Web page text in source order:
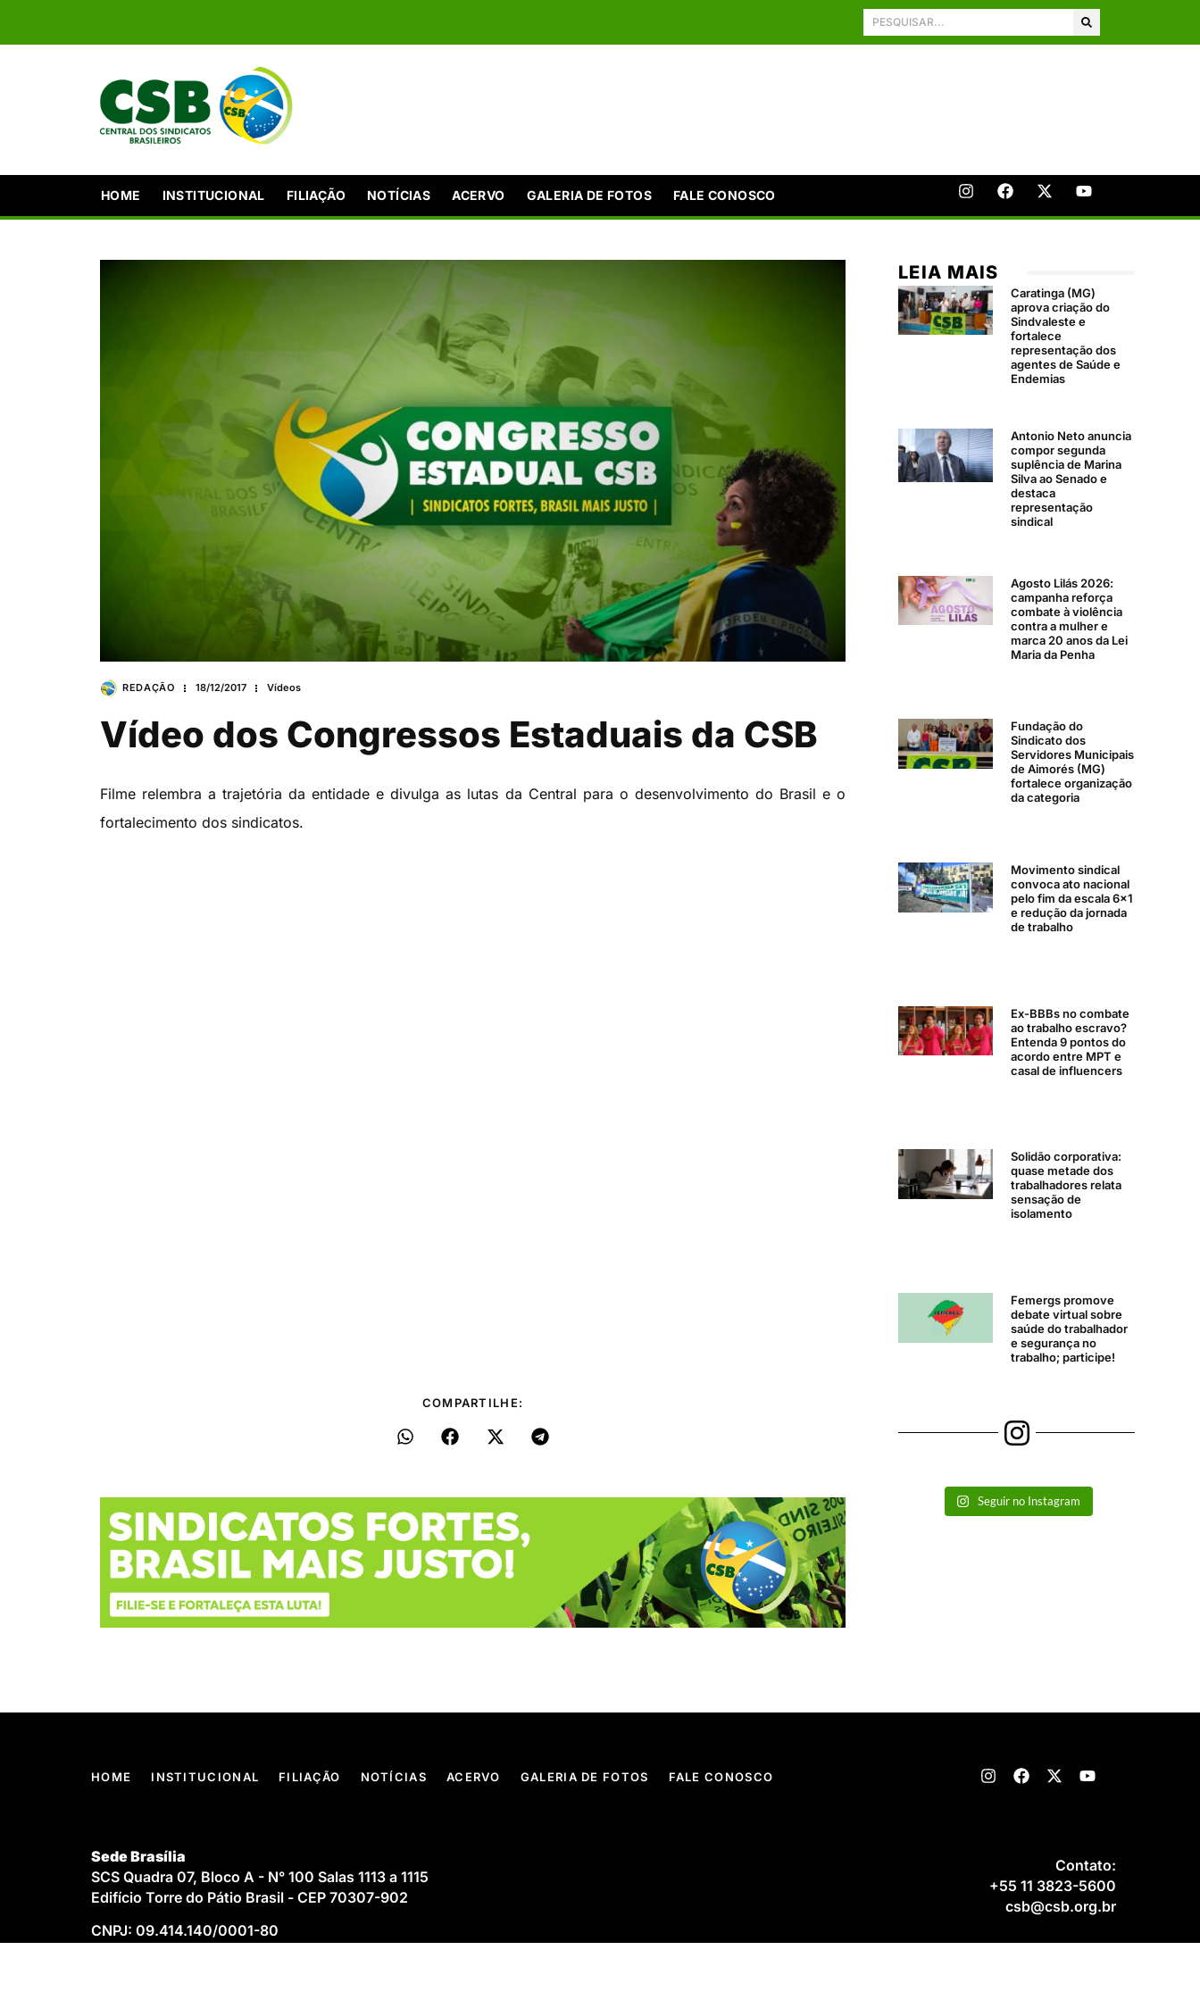
HOME INSTITUCIONAL FILIAÇÃO NOTÍCIAS ACERVO GALERIA DE FOTOS FALE CONOSCO
REDAÇÃO 18/12/2017 Vídeos
Vídeo dos Congressos Estaduais da CSB
Filme relembra a trajetória da entidade e divulga as lutas da Central para o desenvolvimento do Brasil e o
fortalecimento dos sindicatos.
COMPARTILHE:
LEIA MAIS
Caratinga (MG)
aprova criação do
Sindvaleste e
fortalece
representação dos
agentes de Saúde e
Endemias
Antonio Neto anuncia
compor segunda
suplência de Marina
Silva ao Senado e
destaca
representação
sindical
Agosto Lilás 2026:
campanha reforça
combate à violência
contra a mulher e
marca 20 anos da Lei
Maria da Penha
Fundação do
Sindicato dos
Servidores Municipais
de Aimorés (MG)
fortalece organização
da categoria
Movimento sindical
convoca ato nacional
pelo fim da escala 6×1
e redução da jornada
de trabalho
Ex-BBBs no combate
ao trabalho escravo?
Entenda 9 pontos do
acordo entre MPT e
casal de influencers
Solidão corporativa:
quase metade dos
trabalhadores relata
sensação de
isolamento
Femergs promove
debate virtual sobre
saúde do trabalhador
e segurança no
trabalho; participe!
Seguir no Instagram
HOME INSTITUCIONAL FILIAÇÃO NOTÍCIAS ACERVO GALERIA DE FOTOS FALE CONOSCO
Sede Brasília
SCS Quadra 07, Bloco A - N° 100 Salas 1113 a 1115
Edifício Torre do Pátio Brasil - CEP 70307-902
CNPJ: 09.414.140/0001-80
Contato:
+55 11 3823-5600
csb@csb.org.br